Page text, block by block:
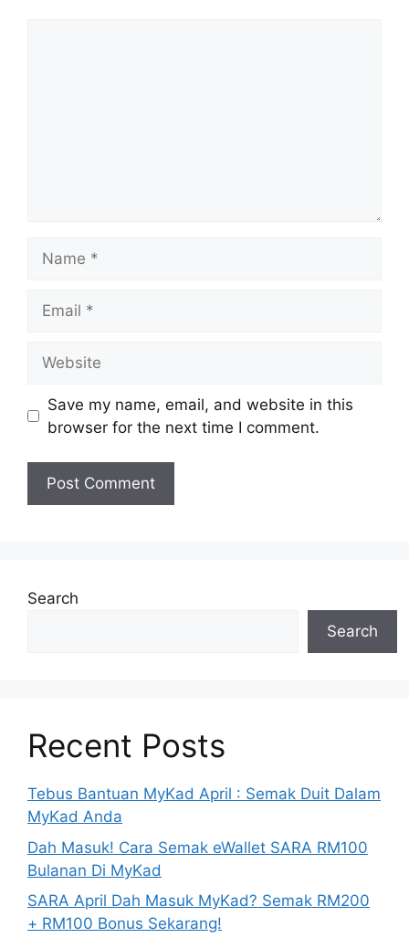
Save my name, email, and website in this
browser for the next time I comment.
Search
Search
Recent Posts
Tebus Bantuan MyKad April : Semak Duit Dalam
MyKad Anda
Dah Masuk! Cara Semak eWallet SARA RM100
Bulanan Di MyKad
SARA April Dah Masuk MyKad? Semak RM200
+ RM100 Bonus Sekarang!